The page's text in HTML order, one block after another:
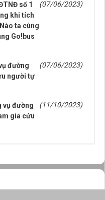
số 1
khi tích
ta cùng
Go!bus
(07/06/2023)
đường
người tự
(07/06/2023)
vụ đường
gia cứu
(11/10/2023)